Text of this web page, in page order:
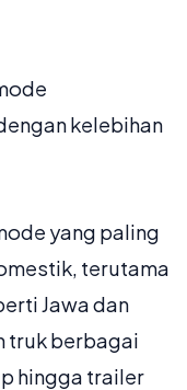
kelebihan
yang paling
terutama
Jawa dan
truk berbagai
hingga trailer